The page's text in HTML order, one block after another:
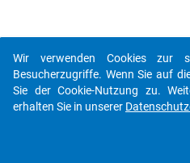
Wir verwenden Cookies zur
Besucherzugriffe. Wenn Sie auf
Sie der Cookie-Nutzung zu.
erhalten Sie in unserer